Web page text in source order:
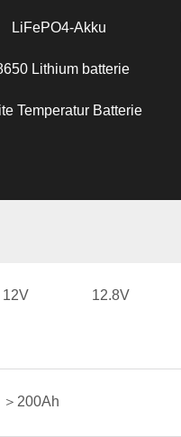
LiFePO4-Akku
Lithium batterie
Temperatur Batterie
12V 12.8V
＞200Ah